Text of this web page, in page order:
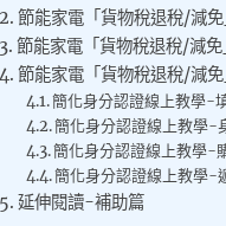
節能家電「貨物稅退稅/減
節能家電「貨物稅退稅/減
節能家電「貨物稅退稅/減
簡化身分認證線上教學-
簡化身分認證線上教學-
簡化身分認證線上教學-
簡化身分認證線上教學-
延伸閱讀-補助篇